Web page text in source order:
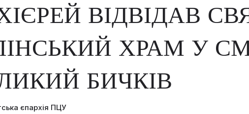
ВІДВІДАВ
ХРАМ У
БИЧКІВ
єпархія ПЦУ